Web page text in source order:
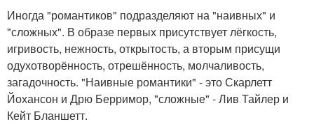
Иногда "романтиков" подразделяют на "наивных" и
"сложных". В образе первых присутствует лёгкость,
игривость, нежность, открытость, а вторым присущи
одухотворённость, отрешённость, молчаливость,
загадочность. "Наивные романтики" - это Скарлетт
Йохансон и Дрю Берримор, "сложные" - Лив Тайлер и
Кейт Бланшетт.